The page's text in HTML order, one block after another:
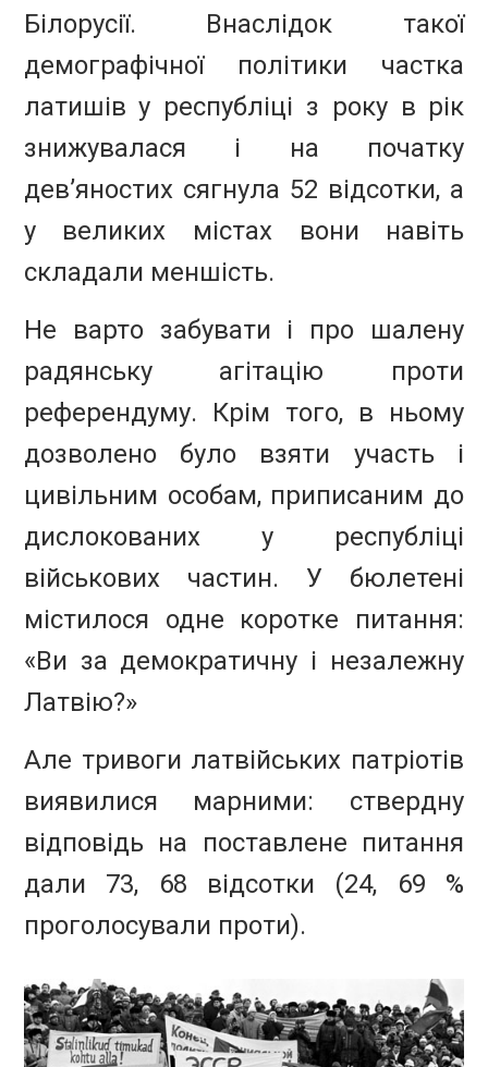
Білорусії. Внаслідок такої
демографічної політики частка
латишів у республіці з року в рік
знижувалася і на початку
дев’яностих сягнула 52 відсотки, а
у великих містах вони навіть
складали меншість.
Не варто забувати і про шалену
радянську агітацію проти
референдуму. Крім того, в ньому
дозволено було взяти участь і
цивільним особам, приписаним до
дислокованих у республіці
військових частин. У бюлетені
містилося одне коротке питання:
«Ви за демократичну і незалежну
Латвію?»
Але тривоги латвійських патріотів
виявилися марними: ствердну
відповідь на поставлене питання
дали 73, 68 відсотки (24, 69 %
проголосували проти).